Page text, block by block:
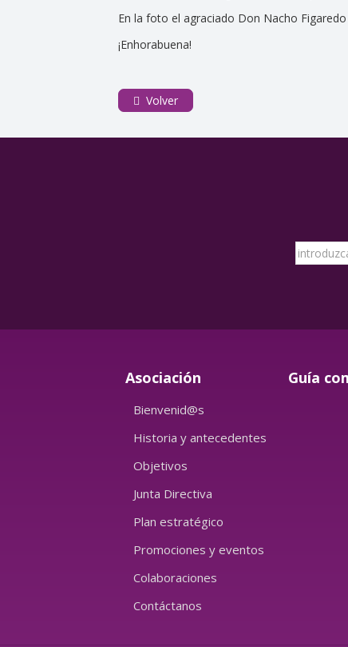
En la foto el agraciado Don Nacho
¡Enhorabuena!
Volver
Asociación
Bienvenid@s
Historia y antecedentes
Objetivos
Junta Directiva
Plan estratégico
Promociones y eventos
Colaboraciones
Contáctanos
Guía